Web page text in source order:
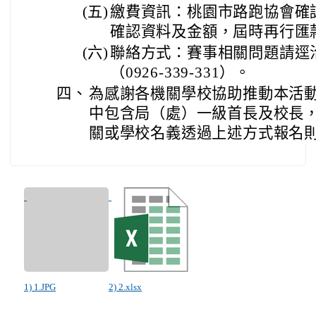
(五) 繳費資訊：桃園市路跑協會
確認資料及金額，屆時再行匯
(六) 聯絡方式：賽事相關問題請
（0926-339-331）。
四、 為感謝各機關學校協助推動本活
中包含局（處）一級首長及校長
關或學校名義透過上述方式報名
1) 1.JPG 2) 2.xlsx